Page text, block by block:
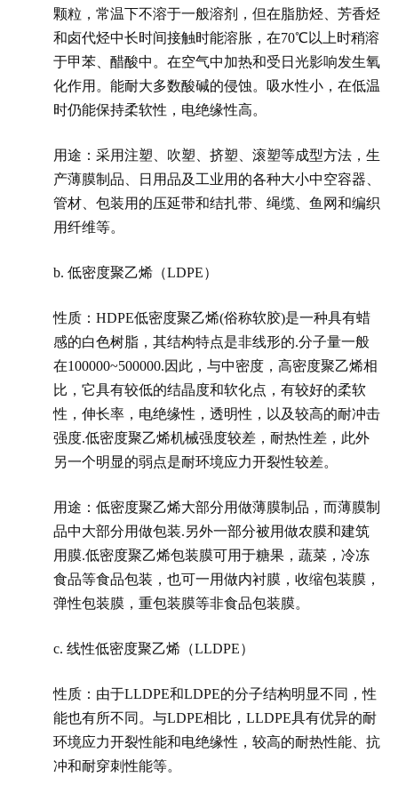
颗粒，常温下不溶于一般溶剂，但在脂肪烃、芳香烃
和卤代烃中长时间接触时能溶胀，在70℃以上时稍溶
于甲苯、醋酸中。在空气中加热和受日光影响发生氧
化作用。能耐大多数酸碱的侵蚀。吸水性小，在低温
时仍能保持柔软性，电绝缘性高。
用途：采用注塑、吹塑、挤塑、滚塑等成型方法，生
产薄膜制品、日用品及工业用的各种大小中空容器、
管材、包装用的压延带和结扎带、绳缆、鱼网和编织
用纤维等。
b. 低密度聚乙烯（LDPE）
性质：HDPE低密度聚乙烯(俗称软胶)是一种具有蜡
感的白色树脂，其结构特点是非线形的.分子量一般
在100000~500000.因此，与中密度，高密度聚乙烯相
比，它具有较低的结晶度和软化点，有较好的柔软
性，伸长率，电绝缘性，透明性，以及较高的耐冲击
强度.低密度聚乙烯机械强度较差，耐热性差，此外
另一个明显的弱点是耐环境应力开裂性较差。
用途：低密度聚乙烯大部分用做薄膜制品，而薄膜制
品中大部分用做包装.另外一部分被用做农膜和建筑
用膜.低密度聚乙烯包装膜可用于糖果，蔬菜，冷冻
食品等食品包装，也可一用做内衬膜，收缩包装膜，
弹性包装膜，重包装膜等非食品包装膜。
c. 线性低密度聚乙烯（LLDPE）
性质：由于LLDPE和LDPE的分子结构明显不同，性
能也有所不同。与LDPE相比，LLDPE具有优异的耐
环境应力开裂性能和电绝缘性，较高的耐热性能、抗
冲和耐穿刺性能等。